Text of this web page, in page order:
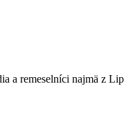
a remeselníci najmä z